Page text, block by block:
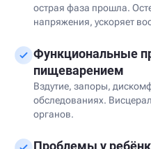
острая фаза прошла.
напряжения, ускоряет
Функциональные
пищеварением
Вздутие, запоры,
обследованиях.
органов.
Проблемы у